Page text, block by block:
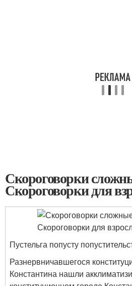
Скороговорки
Скороговорки для
Пустельга попусту
Разнервничавшегося
Константина нашли